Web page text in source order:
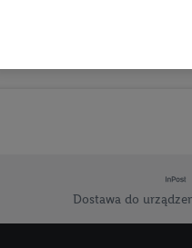
Dostawa do
Tworzenie spersonalizowanych
informacji z konta klienta - np.
urządzenia końcowe i usługi
przetwarzanie odbywa się
opracowywania ofert oraz